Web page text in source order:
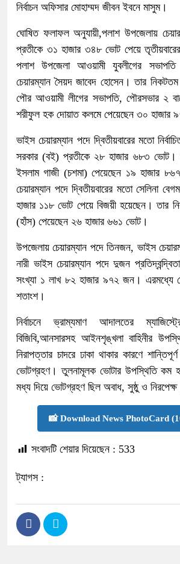
নির্বাচন অফিসার মোহাম্মদ জীবন ইবনে মাসুম।
ঘোষিত ফলাফল অনুযায়ী,পলাশ উপজেলায়
প্রতীকে ৩১ হাজার ৩৪৮ ভোট পেয়ে
পলাশ উপজেলা আওয়ামী যুবলীগের
চেয়ারম্যান সৈয়দ জাবেদ হোসেন। তার নিকটতম
পৌর আওয়ামী লীগের সভাপতি, পৌরসভার ২
শরীফুল হক দোয়াত কলমে পেয়েছেন ৩০ হাজার
ভাইস চেয়ারম্যান পদে দ্বিতীয়বারের মতো
সরকার (বই) প্রতীকে ২৮ হাজার ৬৮৩ ভোট।
ইসলাম গাজী (চশমা) পেয়েছেন ১৯ হাজার
চেয়ারম্যান পদে দ্বিতীয়বারের মতো সেলিনা
হাজার ১১৮ ভোট পেয়ে বিজয়ী হয়েছেন। তার
(হাঁস) পেয়েছেন ২৬ হাজার ৬৬১ ভোট।
উপজেলায় চেয়ারম্যান পদে তিনজন, ভাইস
নারী ভাইস চেয়ারম্যান পদে দুজন
সংখ্যা ১ লাখ ৮২ হাজার ৯৭২ জন। এরমধ্যে
শতাংশ।
নির্বাচনে ভ্রাম্যমাণ আদালতের
বিজিবি,আনসারসহ আইনশৃঙ্খলা বাহিনীর
নিরাপত্তার চাদরে ঢাকা থাকার কারণে
ভোটগ্রহণ। তুলনামূলক ভোটার উপস্থিতি কম
মধ্য দিয়ে ভোটগ্রহণ ছিল অবাধ, সুষ্ঠু ও
📸 Download News PhotoCard
সংবাদটি শেয়ার দিয়েছেন : 533
ট্যাগস :